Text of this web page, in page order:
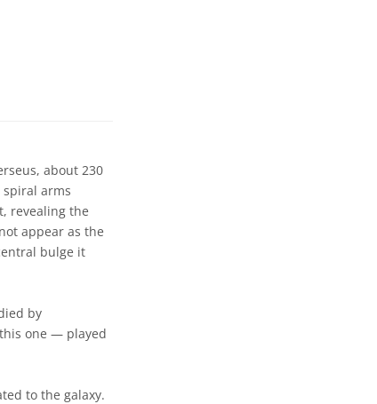
about 230
arms
revealing the
appear as the
bulge it
by
one — played
to the galaxy.